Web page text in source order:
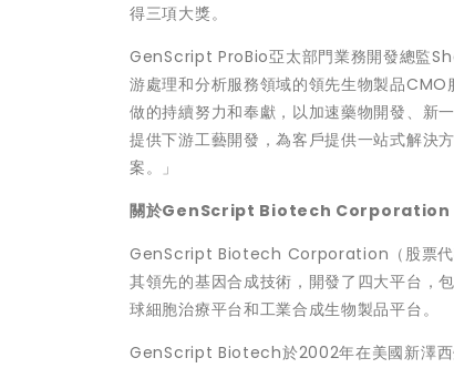
得三項大獎。
GenScript ProBio亞太部門業務開發總監
游處理和分析服務領域的領先生物製品
做的持續努力和奉獻，以加速藥物開發、
提供下游工藝開發，為客戶提供一站式解決
案。」
關於GenScript Biotech Corporation
GenScript Biotech Corporation（股票代
其領先的基因合成技術，開發了四大平台，
球細胞治療平台和工業合成生物製品平台。
GenScript Biotech於2002年在美國新澤